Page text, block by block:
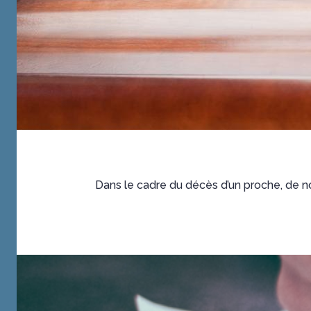
Dans le cadre du décès d’un proche, de